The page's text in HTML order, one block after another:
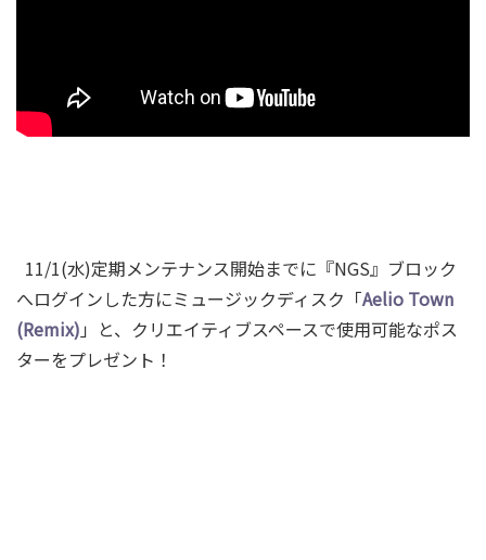
11/1(水)定期メンテナンス開始までに『NGS』ブロック
へログインした方にミュージックディスク「Aelio Town
(Remix) 」と、 クリエイティブスペースで使用可能なポス
ターをプレゼント！